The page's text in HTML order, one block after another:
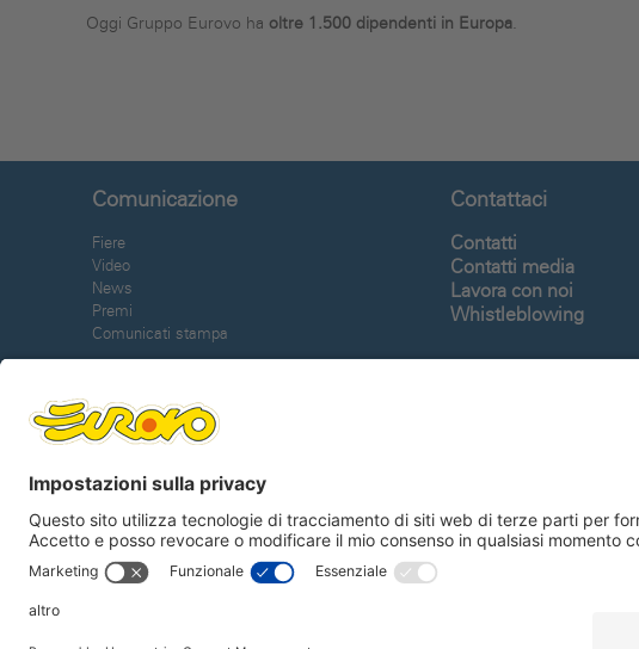
Oggi Gruppo Eurovo ha oltre 1.500 dipendenti in Europa.
Comunicazione
Fiere
Video
News
Premi
Comunicati stampa
Contattaci
Contatti
Contatti media
Lavora con noi
Whistleblowing